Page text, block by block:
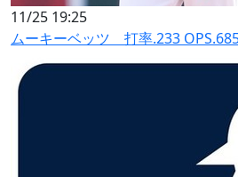
11/25 19:25
ムーキーベッツ 打率.233